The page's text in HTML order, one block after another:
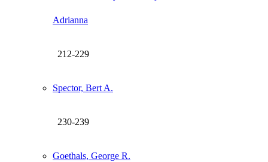
Adrianna
212-229
Spector, Bert A.
230-239
Goethals, George R.